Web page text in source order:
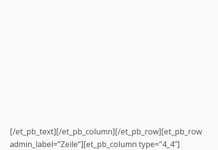
[/et_pb_text][/et_pb_column][/et_pb_row][et_pb_row
admin_label=“Zeile“][et_pb_column type=“4_4″]